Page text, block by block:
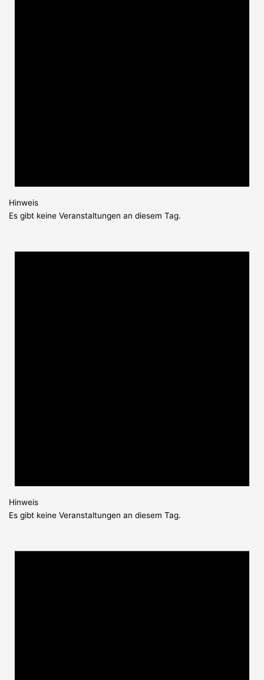
Hinweis
Es gibt keine Veranstaltungen an diesem Tag.
Hinweis
Es gibt keine Veranstaltungen an diesem Tag.